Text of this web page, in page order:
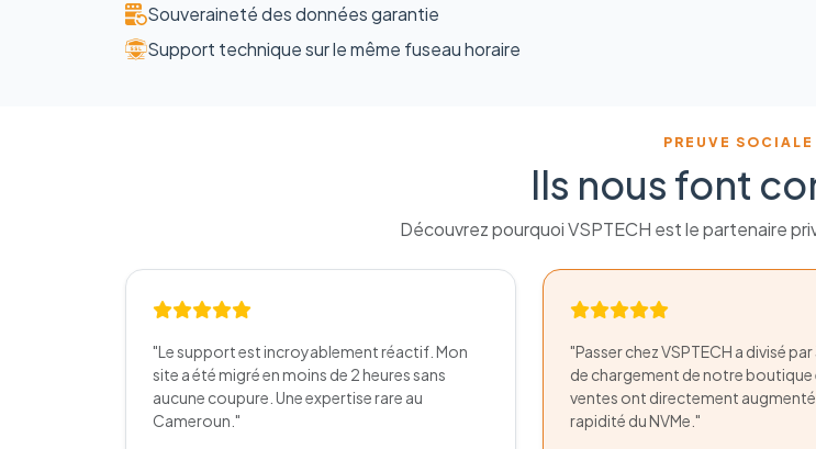
Souveraineté des données garantie
Support technique sur le même fuseau horaire
PREUVE SOCIALE
Ils nous font
Découvrez pourquoi VSPTECH est le partenaire
"Le support est incroyablement réactif. Mon
site a été migré en moins de 2 heures sans
aucune coupure. Une expertise rare au
Cameroun."
"Passer chez VSPTECH a divisé
de chargement de notre boutique
ventes ont directement augmenté
rapidité du NVMe."